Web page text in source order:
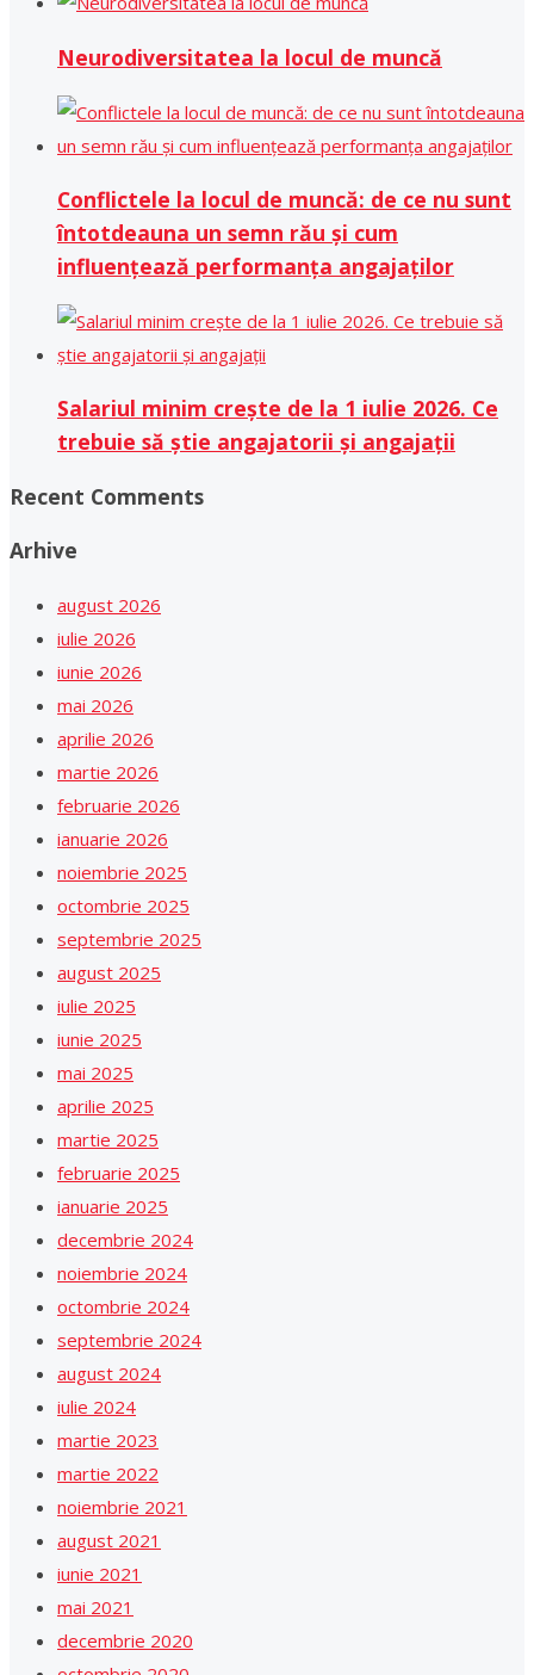
Neurodiversitatea la locul de muncă
Conflictele la locul de muncă: de ce nu sunt
întotdeauna un semn rău și cum
influențează performanța angajaților
Salariul minim crește de la 1 iulie 2026. Ce
trebuie să știe angajatorii și angajații
Recent Comments
Arhive
august 2026
iulie 2026
iunie 2026
mai 2026
aprilie 2026
martie 2026
februarie 2026
ianuarie 2026
noiembrie 2025
octombrie 2025
septembrie 2025
august 2025
iulie 2025
iunie 2025
mai 2025
aprilie 2025
martie 2025
februarie 2025
ianuarie 2025
decembrie 2024
noiembrie 2024
octombrie 2024
septembrie 2024
august 2024
iulie 2024
martie 2023
martie 2022
noiembrie 2021
august 2021
iunie 2021
mai 2021
decembrie 2020